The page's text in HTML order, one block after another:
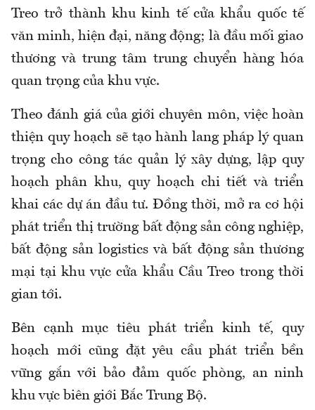
Treo trở thành khu kinh tế cửa khẩu quốc tế
văn minh, hiện đại, năng động; là đầu mối giao
thương và trung tâm trung chuyển hàng hóa
quan trọng của khu vực.
Theo đánh giá của giới chuyên môn, việc hoàn
thiện quy hoạch sẽ tạo hành lang pháp lý quan
trọng cho công tác quản lý xây dựng, lập quy
hoạch phân khu, quy hoạch chi tiết và triển
khai các dự án đầu tư. Đồng thời, mở ra cơ hội
phát triển thị trường bất động sản công nghiệp,
bất động sản logistics và bất động sản thương
mại tại khu vực cửa khẩu Cầu Treo trong thời
gian tới.
Bên cạnh mục tiêu phát triển kinh tế, quy
hoạch mới cũng đặt yêu cầu phát triển bền
vững gắn với bảo đảm quốc phòng, an ninh
khu vực biên giới Bắc Trung Bộ.